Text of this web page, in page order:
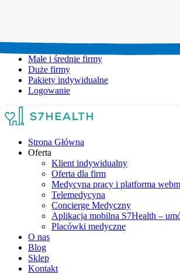
Małe i średnie firmy
Duże firmy
Pakiety indywidualne
Logowanie
Strona Główna
Oferta
Klient indywidualny
Oferta dla firm
Medycyna pracy i platforma
Telemedycyna
Concierge Medyczny
Aplikacja mobilna S7Health –
Placówki medyczne
O nas
Blog
Sklep
Kontakt